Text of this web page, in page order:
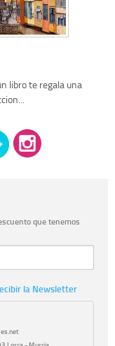
libro te regala una
que tenemos
la Newsletter